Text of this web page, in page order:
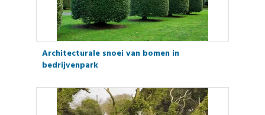
Architecturale snoei van bomen in
bedrijvenpark